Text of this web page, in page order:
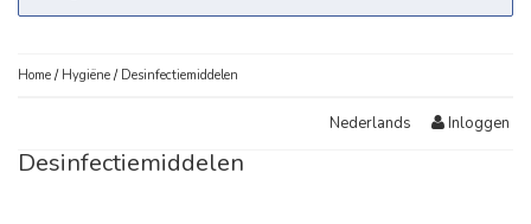
Home / Hygiëne / Desinfectiemiddelen
Nederlands Inloggen
Desinfectiemiddelen